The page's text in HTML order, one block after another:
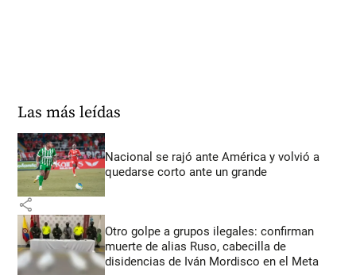
Las más leídas
Nacional se rajó ante América y volvió a
quedarse corto ante un grande
share
Otro golpe a grupos ilegales: confirman
muerte de alias Ruso, cabecilla de
disidencias de Iván Mordisco en el Meta